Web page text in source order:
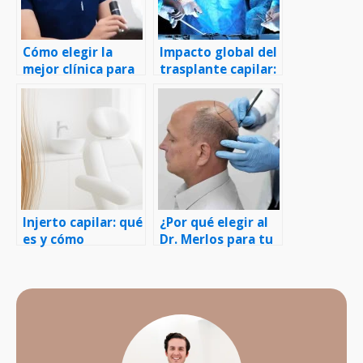
Cómo elegir la
mejor clínica para
tu trasplante
Impacto global del
trasplante capilar:
Estadísticas
anuales y cómo
cambia vidas
Injerto capilar: qué
es y cómo
¿Por qué elegir al
Dr. Merlos para tu